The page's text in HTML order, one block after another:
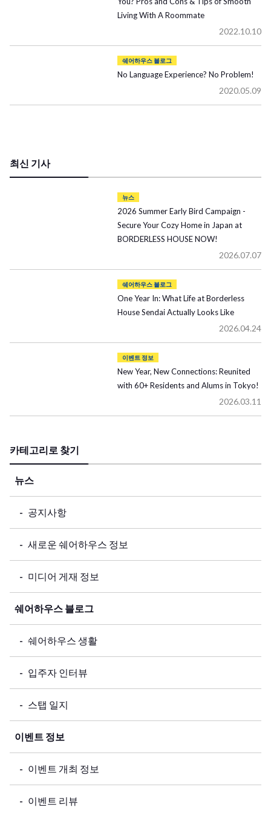
Living With A Roommate
2022.10.10
쉐어하우스 블로그
No Language Experience? No Problem!
2020.05.09
최신 기사
뉴스
2026 Summer Early Bird Campaign -
Secure Your Cozy Home in Japan at
BORDERLESS HOUSE NOW!
2026.07.07
쉐어하우스 블로그
One Year In: What Life at Borderless
House Sendai Actually Looks Like
2026.04.24
이벤트 정보
New Year, New Connections: Reunited
with 60+ Residents and Alums in Tokyo!
2026.03.11
카테고리로 찾기
뉴스
공지사항
새로운 쉐어하우스 정보
미디어 게재 정보
쉐어하우스 블로그
쉐어하우스 생활
입주자 인터뷰
스탭 일지
이벤트 정보
이벤트 개최 정보
이벤트 리뷰